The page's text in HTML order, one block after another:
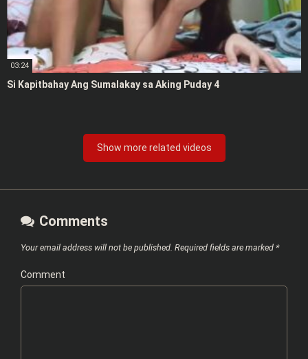
03:24
Si Kapitbahay Ang Sumalakay sa Aking Puday 4
Show more related videos
Comments
Your email address will not be published. Required fields are marked *
Comment